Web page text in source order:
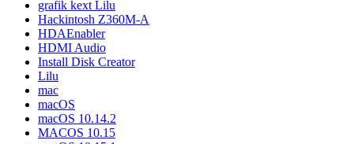
grafik kext Lilu
Hackintosh Z360M-A
HDAEnabler
HDMI Audio
Install Disk Creator
Lilu
mac
macOS
macOS 10.14.2
MACOS 10.15